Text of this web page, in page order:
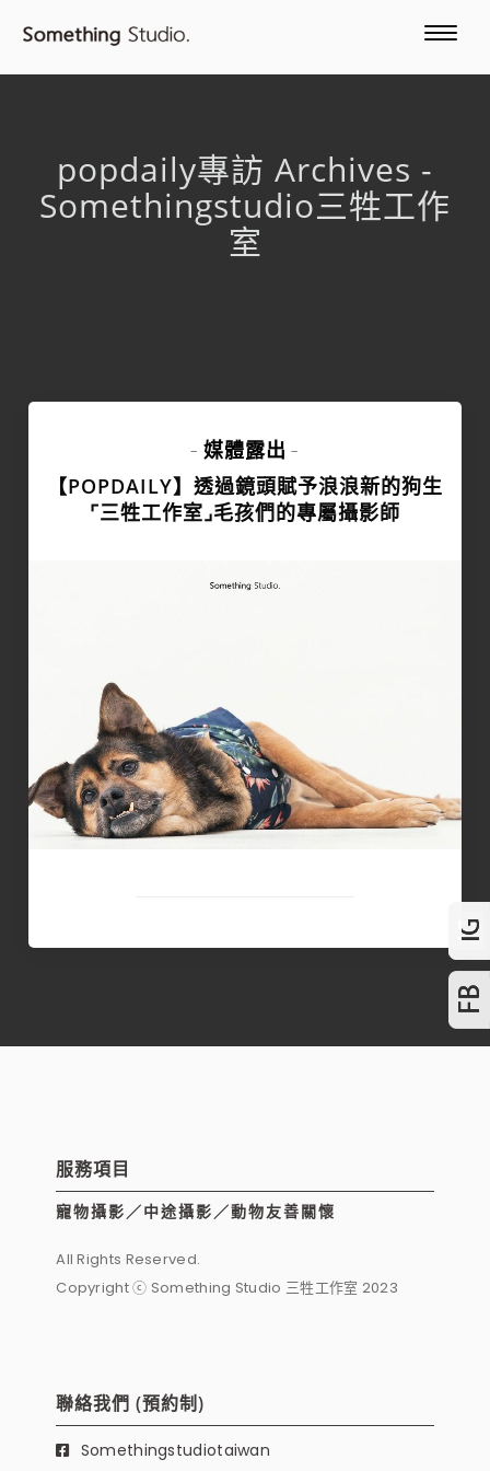
popdaily專訪 Archives -
Somethingstudio三牲工作
室
- 媒體露出 -
【POPDAILY】透過鏡頭賦予浪浪新的狗生
⌜三牲工作室⌟毛孩們的專屬攝影師
服務項目
寵物攝影／中途攝影／動物友善關懷
All Rights Reserved.
Copyright ⓒ Something Studio 三牲工作室 2023
聯絡我們 (預約制)
Somethingstudiotaiwan